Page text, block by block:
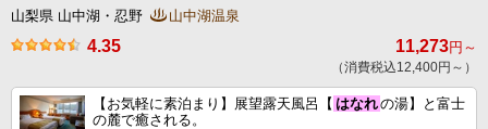
山梨県 山中湖・忍野 山中湖温泉
4.35 11,273円～
（消費税込12,400円～）
【お気軽に素泊まり】展望露天風呂【 はなれの湯】と富士
の麓で癒される。